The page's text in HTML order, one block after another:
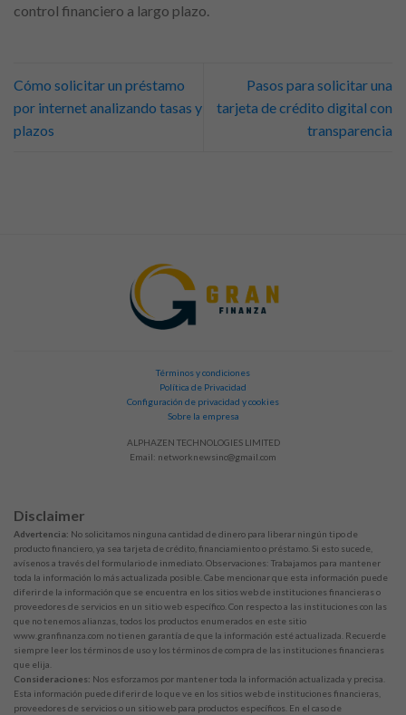
control financiero a largo plazo.
Cómo solicitar un préstamo
por internet analizando tasas y
plazos
Pasos para solicitar una
tarjeta de crédito digital con
transparencia
Términos y condiciones
Política de Privacidad
Configuración de privacidad y cookies
Sobre la empresa
ALPHAZEN TECHNOLOGIES LIMITED
Email: networknewsinc@gmail.com
Disclaimer
Advertencia: No solicitamos ninguna cantidad de dinero para liberar ningún tipo de
producto financiero, ya sea tarjeta de crédito, financiamiento o préstamo. Si esto sucede,
avísenos a través del formulario de inmediato. Observaciones: Trabajamos para mantener
toda la información lo más actualizada posible. Cabe mencionar que esta información puede
diferir de la información que se encuentra en los sitios web de instituciones financieras o
proveedores de servicios en un sitio web específico. Con respecto a las instituciones con las
que no tenemos alianzas, todos los productos enumerados en este sitio
www.granfinanza.com no tienen garantía de que la información esté actualizada. Recuerde
siempre leer los términos de uso y los términos de compra de las instituciones financieras
que elija.
Consideraciones: Nos esforzamos por mantener toda la información actualizada y precisa.
Esta información puede diferir de lo que ve en los sitios web de instituciones financieras,
proveedores de servicios o un sitio web para productos específicos. En el caso de